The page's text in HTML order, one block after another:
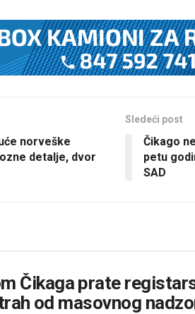
norveške
detalje, dvor
Sledeći post
Čikago
petu
SAD
Čikaga prate
od masovnog